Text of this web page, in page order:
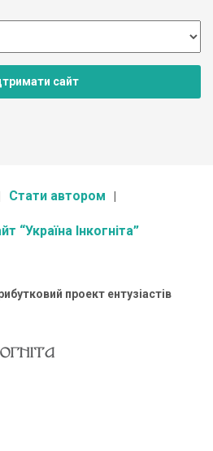
сайт
Стати автором
“Україна Інкогніта”
проект ентузіастів